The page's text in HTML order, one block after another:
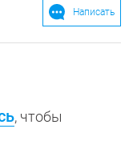
Написать
, чтобы